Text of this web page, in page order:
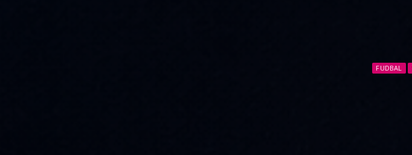
FUDBAL